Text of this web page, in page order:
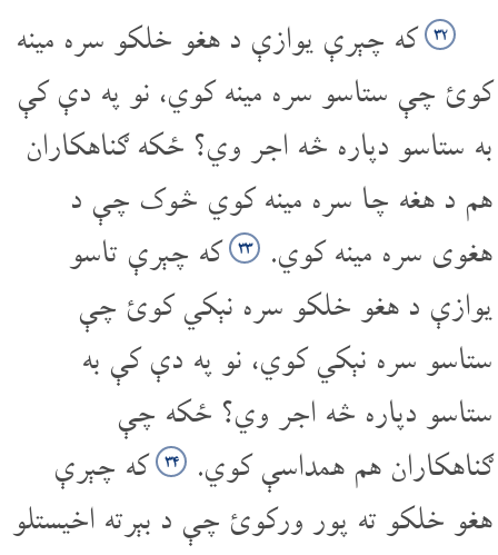
۳۲ که چېرې یوازې د هغو خلکو سره مینه
کوئ چې ستاسو سره مینه کوي، نو په دې کې
به ستاسو دپاره څه اجر وي؟ ځکه ګناهکاران
هم د هغه چا سره مینه کوي څوک چې د
هغوی سره مینه کوي.
۳۳ که چېرې تاسو
یوازې د هغو خلکو سره نېکي کوئ چې
ستاسو سره نېکي کوي، نو په دې کې به
ستاسو دپاره څه اجر وي؟ ځکه چې
ګناهکاران هم همداسې کوي.
۳۴ که چېرې
هغو خلکو ته پور ورکوئ چې د بېرته اخیستلو